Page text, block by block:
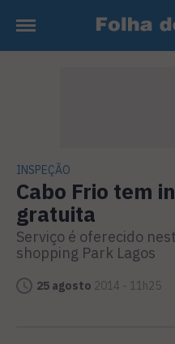
INSPEÇÃO
Cabo Frio tem
gratuita
Serviço é oferecido
shopping Park Lagos
25 agosto 2014 - 11h25